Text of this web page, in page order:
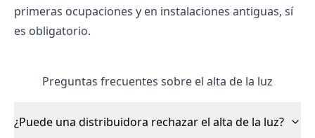
primeras ocupaciones y en instalaciones antiguas, sí
es obligatorio.
Preguntas frecuentes sobre el alta de la luz
¿Puede una distribuidora rechazar el alta de la luz?